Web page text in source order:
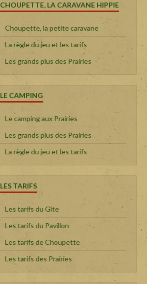
CHOUPETTE, LA CARAVANE HIPPIE
Choupette, la petite caravane
La règle du jeu et les tarifs
Les grands plus des Prairies
LE CAMPING
Le camping aux Prairies
Les grands plus des Prairies
La règle du jeu et les tarifs
LES TARIFS
Les tarifs du Gîte
Les tarifs du Pavillon
Les tarifs de Choupette
Les tarifs des Prairies